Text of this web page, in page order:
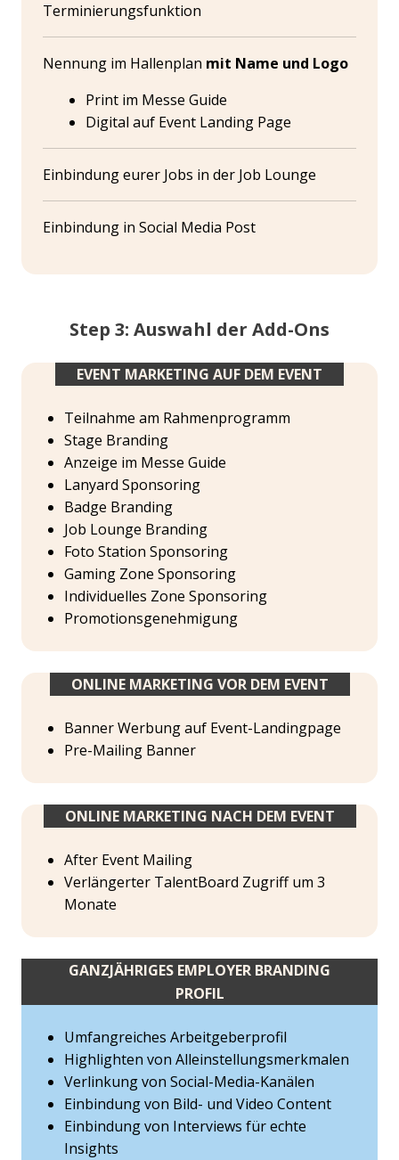
Terminierungsfunktion
Nennung im Hallenplan mit Name und Logo
Print im Messe Guide
Digital auf Event Landing Page
Einbindung eurer Jobs in der Job Lounge
Einbindung in Social Media Post
Step 3: Auswahl der Add-Ons
EVENT MARKETING AUF DEM EVENT
Teilnahme am Rahmenprogramm
Stage Branding
Anzeige im Messe Guide
Lanyard Sponsoring
Badge Branding
Job Lounge Branding
Foto Station Sponsoring
Gaming Zone Sponsoring
Individuelles Zone Sponsoring
Promotionsgenehmigung
ONLINE MARKETING VOR DEM EVENT
Banner Werbung auf Event-Landingpage
Pre-Mailing Banner
ONLINE MARKETING NACH DEM EVENT
After Event Mailing
Verlängerter TalentBoard Zugriff um 3
Monate
GANZJÄHRIGES EMPLOYER BRANDING
PROFIL
Umfangreiches Arbeitgeberprofil
Highlighten von Alleinstellungsmerkmalen
Verlinkung von Social-Media-Kanälen
Einbindung von Bild- und Video Content
Einbindung von Interviews für echte
Insights